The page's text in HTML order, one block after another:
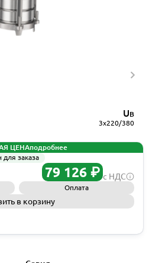
UВ
3x220/380
ЦЕНАподробнее
для заказа
79 126 ₽ с НДС
Оплата
в корзину